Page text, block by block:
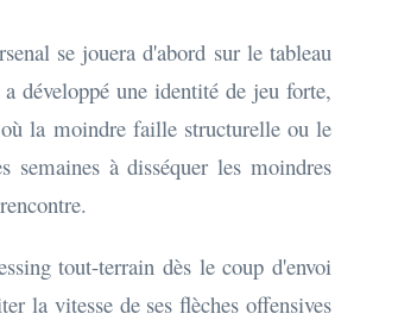
se jouera d'abord sur le tableau
développé une identité de jeu forte,
où la moindre faille structurelle ou le
semaines à disséquer les moindres
tout-terrain dès le coup d'envoi
la vitesse de ses flèches offensives